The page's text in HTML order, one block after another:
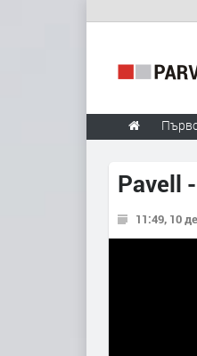
Pavell
11:49, 10